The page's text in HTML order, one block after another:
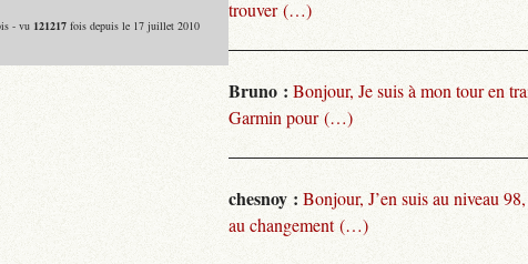
- vu 121217fois depuis le 17 juillet 2010
trouver (…)
Bruno : Bonjour, Je suis à mon tour en
Garmin pour (…)
chesnoy : Bonjour, J’en suis au niveau
au changement (…)